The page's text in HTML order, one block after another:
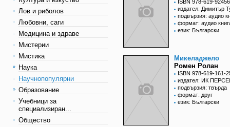
Лов и риболов
Любовни, саги
Медицина и здраве
Мистерии
Мистика
Наука
Научнопопулярни
Образование
Учебници за
специализиран...
Общество
ISBN 978-619-
издател: Димитър
подвързия: аудио
формат: аудио
език: Български
Микеладжело
Ромен Ролан
ISBN 978-619-161-
издател: ИК
подвързия: твърда
формат: друг
език: Български